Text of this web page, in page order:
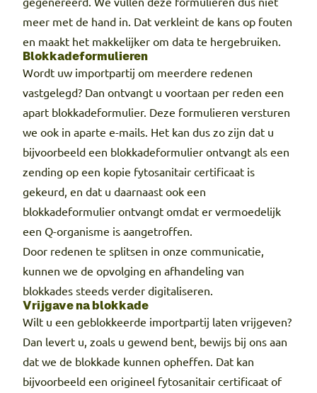
meer met de hand in. Dat verkleint de kans op fouten
en maakt het makkelijker om data te hergebruiken.
Blokkadeformulieren
Wordt uw importpartij om meerdere redenen
vastgelegd? Dan ontvangt u voortaan per reden een
apart blokkadeformulier. Deze formulieren versturen
we ook in aparte e-mails. Het kan dus zo zijn dat u
bijvoorbeeld een blokkadeformulier ontvangt als een
zending op een kopie fytosanitair certificaat is
gekeurd, en dat u daarnaast ook een
blokkadeformulier ontvangt omdat er vermoedelijk
een Q-organisme is aangetroffen.
Door redenen te splitsen in onze communicatie,
kunnen we de opvolging en afhandeling van
blokkades steeds verder digitaliseren.
Vrijgave na blokkade
Wilt u een geblokkeerde importpartij laten vrijgeven?
Dan levert u, zoals u gewend bent, bewijs bij ons aan
dat we de blokkade kunnen opheffen. Dat kan
bijvoorbeeld een origineel fytosanitair certificaat of